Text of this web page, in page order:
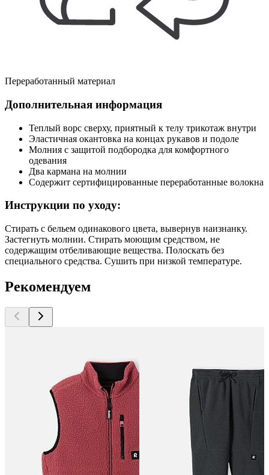
Переработанный материал
Дополнительная информация
Теплый ворс сверху, приятный к телу трикотаж внутри
Эластичная окантовка на концах рукавов и подоле
Молния с защитой подбородка для комфортного
одевания
Два кармана на молнии
Содержит сертифицированные переработанные волокна
Инструкции по уходу:
Стирать с бельем одинакового цвета, вывернув наизнанку.
Застегнуть молнии. Стирать моющим средством, не
содержащим отбеливающие вещества. Полоскать без
специального средства. Сушить при низкой температуре.
Рекомендуем